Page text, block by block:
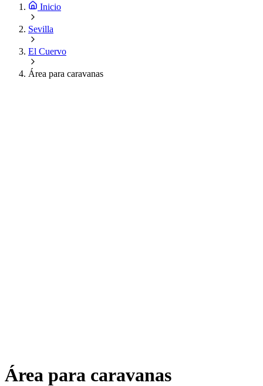
Inicio
Sevilla
El Cuervo
Área para caravanas
Área para caravanas